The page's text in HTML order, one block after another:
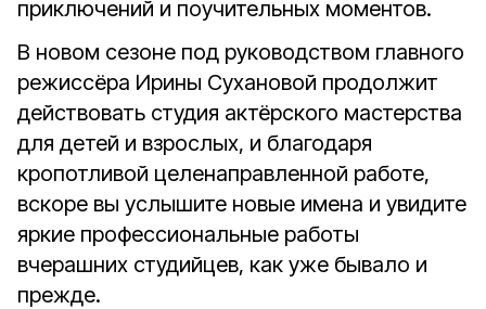
приключений и поучительных моментов.
В новом сезоне под руководством главного
режиссёра Ирины Сухановой продолжит
действовать студия актёрского мастерства
для детей и взрослых, и благодаря
кропотливой целенаправленной работе,
вскоре вы услышите новые имена и увидите
яркие профессиональные работы
вчерашних студийцев, как уже бывало и
прежде.